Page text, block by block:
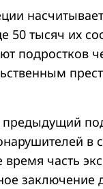
50 тысяч их
подростков
предыдущий
в
время часть